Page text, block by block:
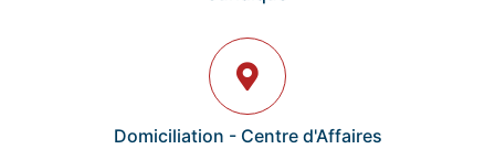
Domiciliation - Centre d'Affaires